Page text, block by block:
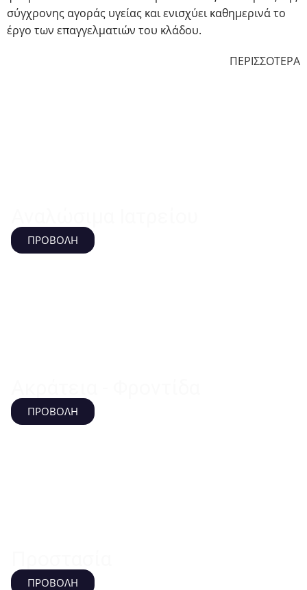
σύγχρονης αγοράς υγείας και ενισχύει καθημερινά το
έργο των επαγγελματιών του κλάδου.
ΠΕΡΙΣΣΟΤΕΡΑ
ΠΡΟΒΟΛΗ
ΠΡΟΒΟΛΗ
ΠΡΟΒΟΛΗ